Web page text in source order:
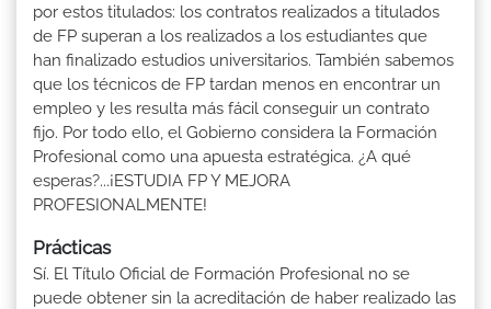
por estos titulados: los contratos realizados a titulados
de FP superan a los realizados a los estudiantes que
han finalizado estudios universitarios. También sabemos
que los técnicos de FP tardan menos en encontrar un
empleo y les resulta más fácil conseguir un contrato
fijo. Por todo ello, el Gobierno considera la Formación
Profesional como una apuesta estratégica. ¿A qué
esperas?...¡ESTUDIA FP Y MEJORA
PROFESIONALMENTE!
Prácticas
Sí. El Título Oficial de Formación Profesional no se
puede obtener sin la acreditación de haber realizado las